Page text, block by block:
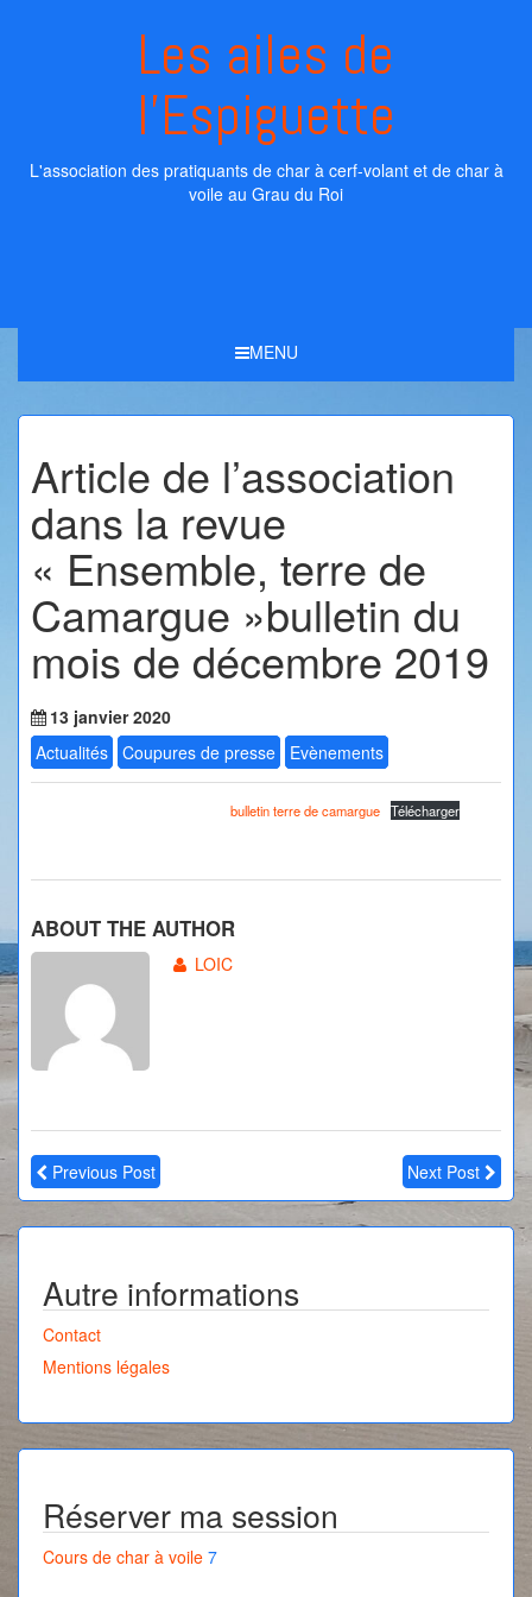
Les ailes de
l'Espiguette
L'association des pratiquants de char à cerf-volant et de char à
voile au Grau du Roi
MENU
Article de l’association
dans la revue
« Ensemble, terre de
Camargue »bulletin du
mois de décembre 2019
13 janvier 2020
Actualités Coupures de presse Evènements
bulletin terre de camargue Télécharger
ABOUT THE AUTHOR
LOIC
Previous Post Next Post
Autre informations
Contact
Mentions légales
Réserver ma session
Cours de char à voile 7